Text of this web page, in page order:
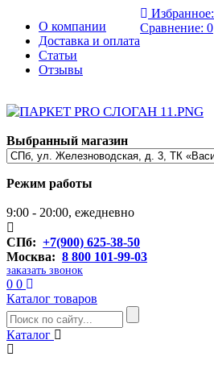
О компании
Доставка и оплата
Статьи
Отзывы
Избранное:
Сравнение: 0
Выбранный магазин
Режим работы
9:00 - 20:00, ежедневно
СПб: +7(900) 625-38-50
Москва: 8 800 101-99-03
заказать звонок
0 0
Каталог товаров
Каталог